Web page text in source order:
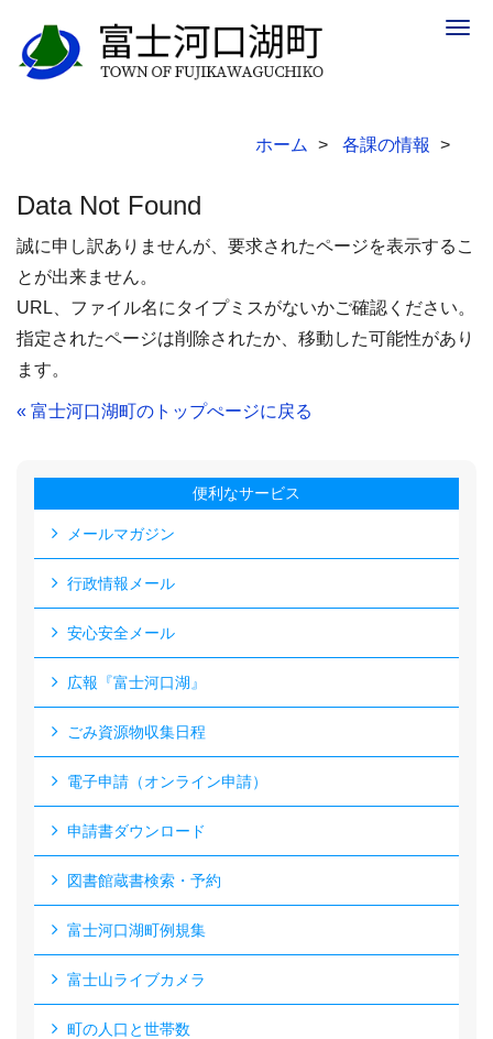
ホーム 各課の情報
Data Not Found
誠に申し訳ありませんが、要求されたページを表示するこ
とが出来ません。
URL、ファイル名にタイプミスがないかご確認ください。
指定されたページは削除されたか、移動した可能性があり
ます。
« 富士河口湖町のトップぺージに戻る
便利なサービス
メールマガジン
行政情報メール
安心安全メール
広報『富士河口湖』
ごみ資源物収集日程
電子申請（オンライン申請）
申請書ダウンロード
図書館蔵書検索・予約
富士河口湖町例規集
富士山ライブカメラ
町の人口と世帯数